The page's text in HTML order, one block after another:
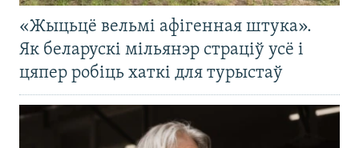
«Жыцьцё вельмі афігенная штука».
Як беларускі мільянэр страціў усё і
цяпер робіць хаткі для турыстаў